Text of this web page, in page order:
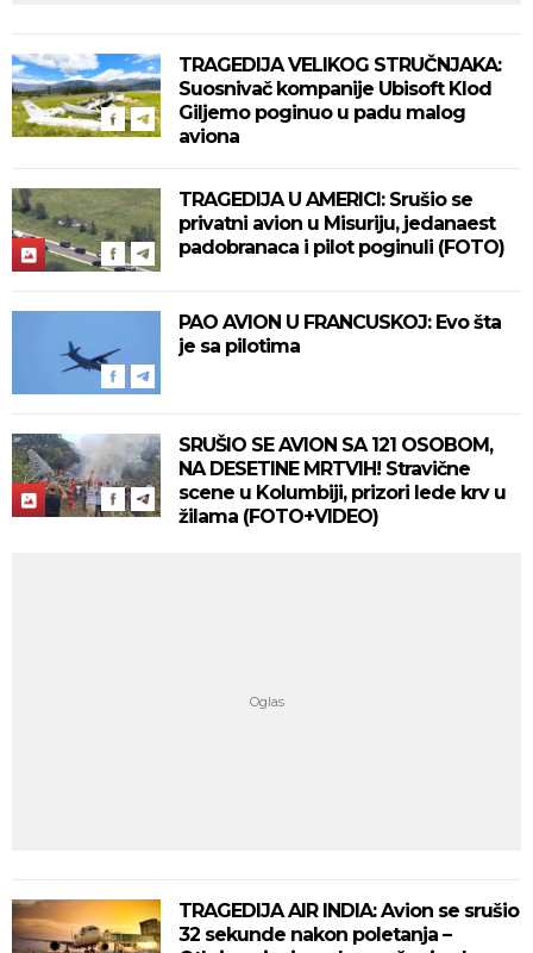
TRAGEDIJA VELIKOG STRUČNJAKA:
Suosnivač kompanije Ubisoft Klod
Giljemo poginuo u padu malog
aviona
TRAGEDIJA U AMERICI: Srušio se
privatni avion u Misuriju, jedanaest
padobranaca i pilot poginuli (FOTO)
PAO AVION U FRANCUSKOJ: Evo šta
je sa pilotima
SRUŠIO SE AVION SA 121 OSOBOM,
NA DESETINE MRTVIH! Stravične
scene u Kolumbiji, prizori lede krv u
žilama (FOTO+VIDEO)
TRAGEDIJA AIR INDIA: Avion se srušio
32 sekunde nakon poletanja –